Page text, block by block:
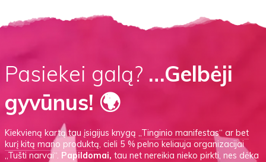
Pasiekei galą? …Gelbėji
gyvūnus! 🌍
Kiekvieną kartą tau įsigijus knygą„Tinginio manifestas“ arbet
kurį kitą mano produktą, cieli 5 % pelno keliauja organizacijai
„Tušti narvai“. Papildomai, tau net nereikia nieko pirkti, nes dėka